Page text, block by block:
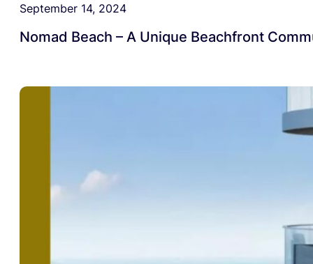
September 14, 2024
Nomad Beach – A Unique Beachfront